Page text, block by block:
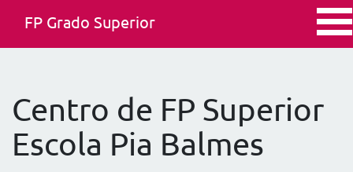
FP Grado Superior
Centro de FP Superior
Escola Pia Balmes